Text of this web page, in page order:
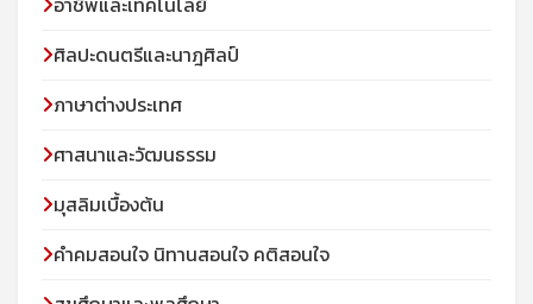
ศิลปะดนตรีและนาฎศิลป์
ภาษาต่างประเทศ
ศาสนาและวัฒนธรรม
มุสลิมเบื้องต้น
คําคมสอนใจ นิทานสอนใจ คติสอนใจ